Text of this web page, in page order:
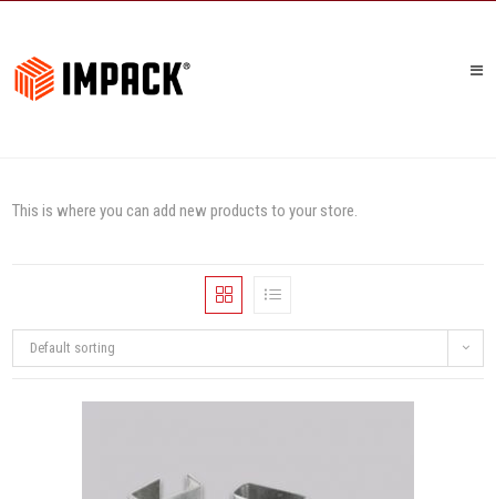
This is where you can add new products to your store.
Default sorting